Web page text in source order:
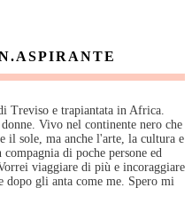
Treviso e trapiantata in Africa.
Vivo nel continente nero che
il sole, ma anche l'arte, la cultura e
di poche persone ed
viaggiare di più e incoraggiare
dopo gli anta come me. Spero mi